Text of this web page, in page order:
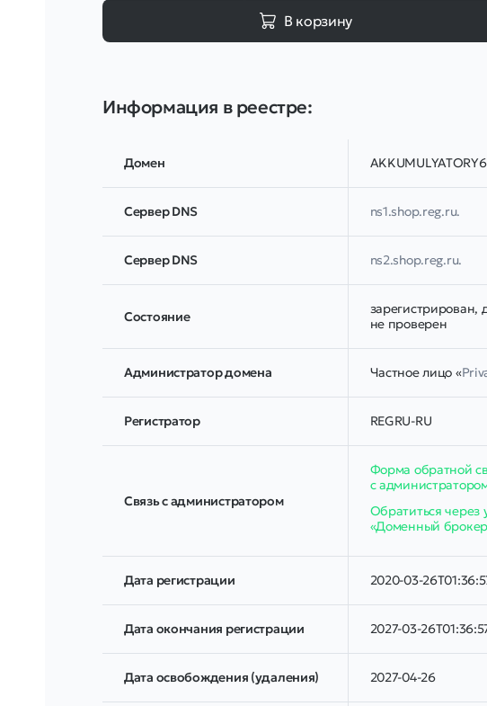
В корзину
Информация в реестре:
Домен
Сервер DNS ns1.shop.reg.ru.
Сервер DNS ns2.shop.reg.ru.
Соcтояние
зарегистрирован,
не проверен
Администратор домена Частное лицо «
Регистратор REGRU-RU
Связь с администратором
Форма обратной
с
Обратиться через
«Доменный
Дата регистрации 2020-03-
Дата окончания регистрации 2027-03-
Дата освобождения (удаления) 2027-04-26